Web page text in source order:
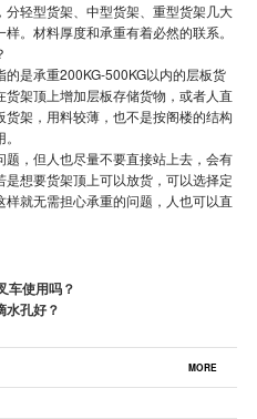
分轻型货架、中型货架、重型货架几大
。材料厚度和承重有着必然的联系。
的是承重200KG-500KG以内的层板货
架顶上增加层板存储货物，或者人直
架，用料较薄，也不是按阁楼的结构
，但人也尽量不要直接站上去，会有
想要货架顶上可以放货，可以选择定
样就无需担心承重的问题，人也可以直
车使用吗？
水孔好？
MORE